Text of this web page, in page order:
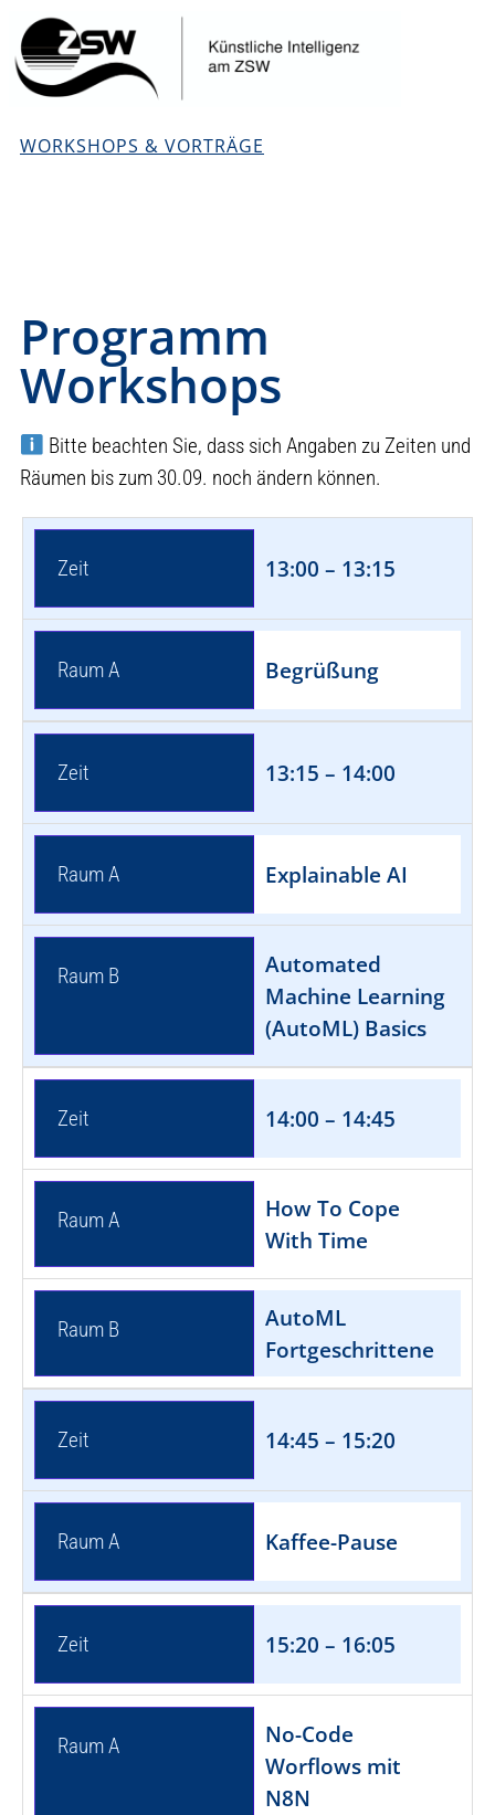
WORKSHOPS & VORTRÄGE
Programm
Workshops
Bitte beachten Sie, dass sich Angaben zu Zeiten und
Räumen bis zum 30.09. noch ändern können.
Zeit 13:00 – 13:15
Raum A Begrüßung
Zeit 13:15 – 14:00
Raum A Explainable AI
Raum B
Automated
Machine Learning
(AutoML) Basics
Zeit 14:00 – 14:45
Raum A
How To Cope
With Time
Raum B
AutoML
Fortgeschrittene
Zeit 14:45 – 15:20
Raum A Kaffee-Pause
Zeit 15:20 – 16:05
Raum A
No-Code
Worflows mit
N8N